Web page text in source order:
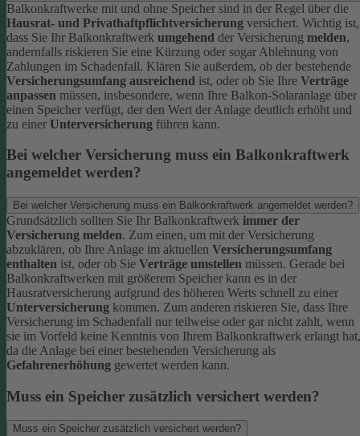
Balkonkraftwerke mit und ohne Speicher sind in der Regel über die
Hausrat- und Privathaftpflichtversicherung versichert. Wichtig ist,
dass Sie Ihr Balkonkraftwerk umgehend der Versicherung melden,
andernfalls riskieren Sie eine Kürzung oder sogar Ablehnung von
Zahlungen im Schadenfall. Klären Sie außerdem, ob der bestehende
Versicherungsumfang ausreichend ist, oder ob Sie Ihre Verträge
anpassen müssen, insbesondere, wenn Ihre Balkon-Solaranlage über
einen Speicher verfügt, der den Wert der Anlage deutlich erhöht und
zu einer Unterversicherung führen kann.
Bei welcher Versicherung muss ein Balkonkraftwerk
angemeldet werden?
Bei welcher Versicherung muss ein Balkonkraftwerk angemeldet werden?
Grundsätzlich sollten Sie Ihr Balkonkraftwerk immer der
Versicherung melden. Zum einen, um mit der Versicherung
abzuklären, ob Ihre Anlage im aktuellen Versicherungsumfang
enthalten ist, oder ob Sie Verträge umstellen müssen. Gerade bei
Balkonkraftwerken mit größerem Speicher kann es in der
Hausratversicherung aufgrund des höheren Werts schnell zu einer
Unterversicherung kommen. Zum anderen riskieren Sie, dass Ihre
Versicherung im Schadenfall nur teilweise oder gar nicht zahlt, wenn
sie im Vorfeld keine Kenntnis von Ihrem Balkonkraftwerk erlangt hat,
da die Anlage bei einer bestehenden Versicherung als
Gefahrenerhöhung gewertet werden kann.
Muss ein Speicher zusätzlich versichert werden?
Muss ein Speicher zusätzlich versichert werden?